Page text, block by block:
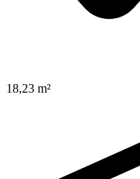
18,23 m²